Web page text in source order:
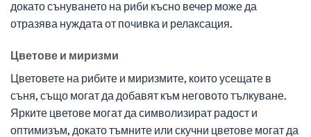
докато сънуването на риби късно вечер може да
отразява нуждата от почивка и релаксация.
Цветове и миризми
Цветовете на рибите и миризмите, които усещате в
съня, също могат да добавят към неговото тълкуване.
Ярките цветове могат да символизират радост и
оптимизъм, докато тъмните или скучни цветове могат да